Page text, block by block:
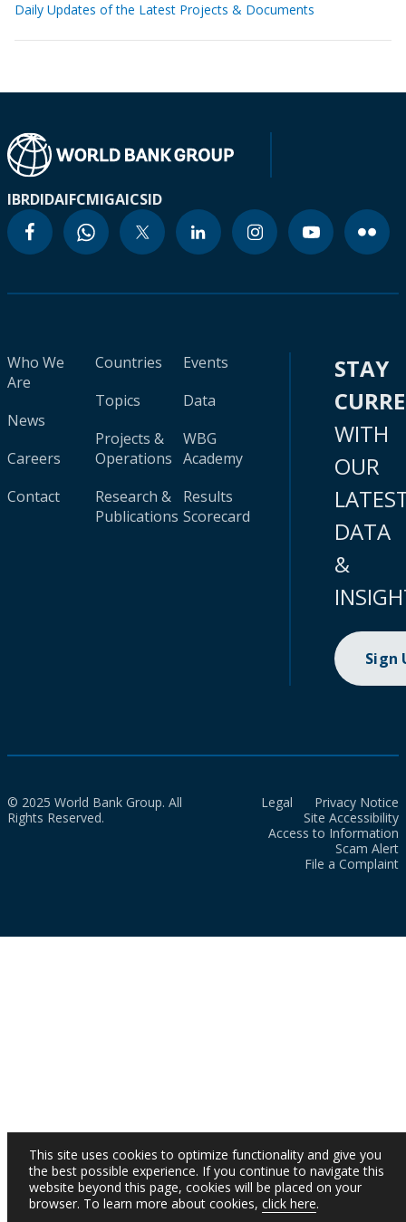
Daily Updates of the Latest Projects & Documents
IBRDIDAIFCMIGAICSID
Who We
Are
News
Careers
Contact
Countries
Topics
Projects &
Operations
Research &
Publications
Events
Data
WBG
Academy
Results
Scorecard
STAY
WITH
OUR
DATA
&
Sign
© 2025 World Bank Group. All
Rights Reserved.
Legal
Privacy Notice
Site Accessibility
Access to Information
Scam Alert
File a Complaint
This site uses cookies to optimize functionality and give you
the best possible experience. If you continue to navigate this
website beyond this page, cookies will be placed on your
browser. To learn more about cookies, click here.